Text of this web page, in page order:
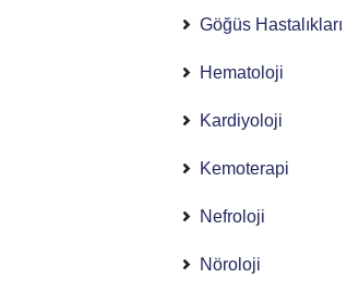
Göğüs Hastalıkları
Hematoloji
Kardiyoloji
Kemoterapi
Nefroloji
Nöroloji